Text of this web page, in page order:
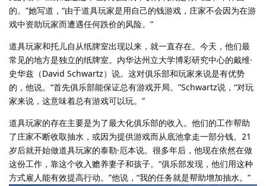
的。”她写道，“由于道具玩家是用自己的钱游戏，庄家不会因为在游
戏中资助玩家而遭遇任何跌价的风险。”
道具玩家和托儿自从纸牌室出现以来，就一直存在。今天，他们最
常见的地方是独立的纸牌室。内华达州立大学博彩研究中心的戴维·
史华兹（David Schwartz）说。这对俱乐部和玩家来说是有优势
的，他说。“首先俱乐部能保证总有游戏开局。”Schwartz说，“对玩
家来说，这意味着总有游戏可以玩。”
道具玩家的存在主要是为了最大化俱乐部的收入。他们的工作帮助
了庄家不断收取抽水，或因为提供游戏而从底池拿走一部分钱。21
岁后就开始做道具玩家的泰勒·厄本说。很多年后，他现在依然在做
这份工作，靠这个收入赡养妻子和孩子。“俱乐部发现，他们用这种
方式雇人能有效提高行动。”他说，“我的任务就是帮助增加抽水。”